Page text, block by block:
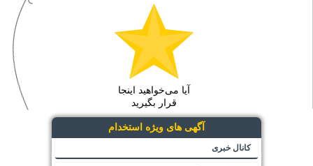
آیا می‌خواهید اینجا
قرار بگیرید
آگهی های ویژه استخدام
کانال خبری